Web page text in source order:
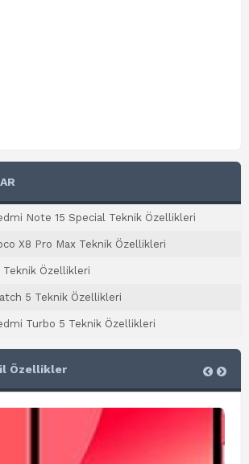
Note 15 Special Teknik Özellikleri
X8 Pro Max Teknik Özellikleri
Teknik Özellikleri
5 Teknik Özellikleri
Turbo 5 Teknik Özellikleri
Özellikler